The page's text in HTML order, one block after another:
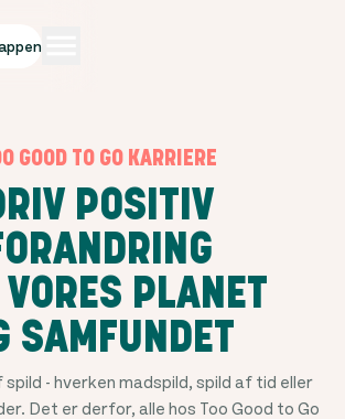
GOOD TO GO KARRIERE
POSITIV
VORES PLANET
SAMFUNDET
spild - hverken madspild, spild af tid eller
Det er derfor, alle hos Too Good to Go